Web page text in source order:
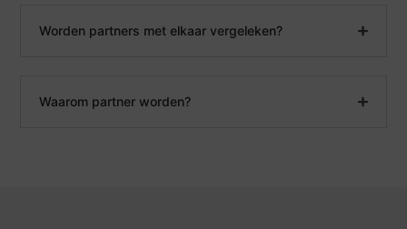
Worden partners met elkaar vergeleken?
Waarom partner worden?